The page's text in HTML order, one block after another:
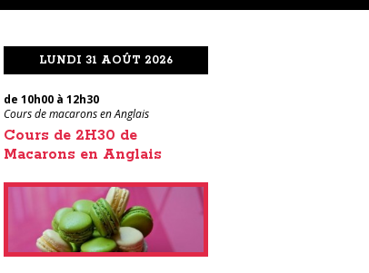
LUNDI 31 AOÛT 2026
de 10h00 à 12h30
Cours de macarons en Anglais
Cours de 2H30 de
Macarons en Anglais